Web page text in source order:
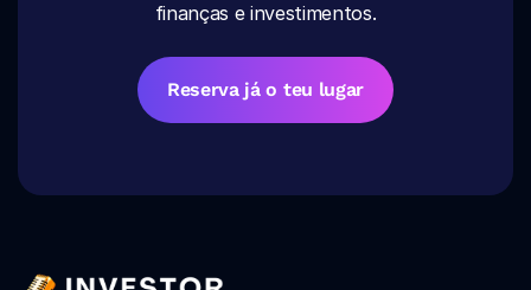
finanças e investimentos.
Reserva já o teu lugar